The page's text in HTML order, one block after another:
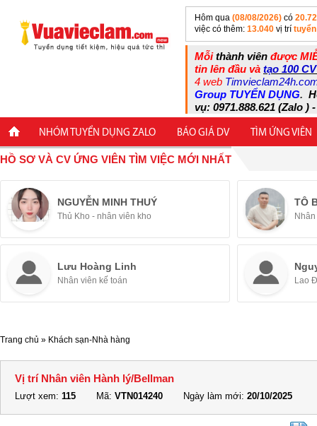
Hôm qua (08/08/2026) có
việc có thêm: 13.040 vị trí
Mỗithành viên được
tin lên đầu và tạo 100
4 web
Group TUYỂN DỤNG.
vụ: 0971.888.621 (Zalo )
NHÓM TUYỂN DỤNG ZALO BÁO GIÁ DV TÌM ỨNG VIÊN
HỒ SƠ VÀ CV ỨNG VIÊN TÌM VIỆC MỚI NHẤT
NGUYỄN MINH THUÝ
Thủ Kho - nhân viên kho
TÔ
Lưu Hoàng Linh
Nhân viên kế toán Lao
Trang chủ » Khách sạn-Nhà hàng
Vị trí Nhân viên Hành lý/Bellman
Lượt xem: 115 Mã: VTN014240 Ngày làm mới: 20/10/2025